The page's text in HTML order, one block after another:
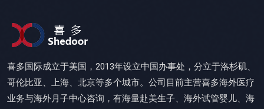
喜多国际成立于美国，2013年设立中国办事处，分立于洛杉矶、
哥伦比亚、上海、北京等多个城市。公司目前主营喜多海外医疗
业务与海外月子中心咨询，有海量赴美生子、海外试管婴儿、海